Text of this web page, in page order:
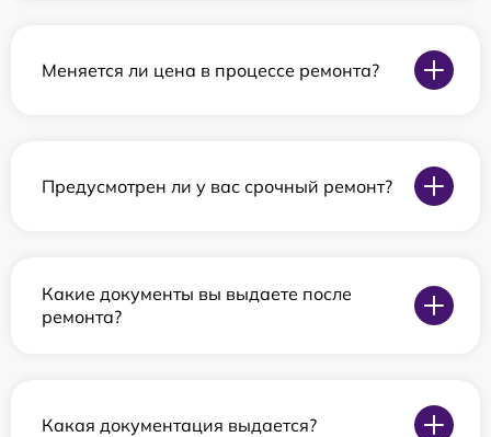
Меняется ли цена в процессе ремонта?
Предусмотрен ли у вас срочный ремонт?
Какие документы вы выдаете после
ремонта?
Какая документация выдается?